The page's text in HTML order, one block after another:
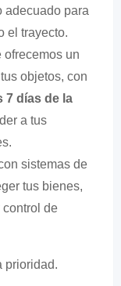
adecuado para
el trayecto.
ofrecemos un
objetos, con
7 días de la
a tus
sistemas de
tus bienes,
de
prioridad.